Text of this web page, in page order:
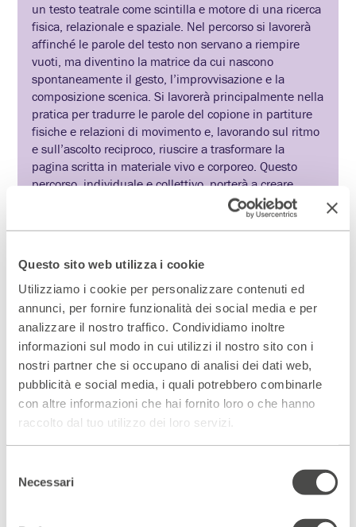
Questo sito web utilizza i cookie
Utilizziamo i cookie per personalizzare contenuti ed
annunci, per fornire funzionalità dei social media e per
analizzare il nostro traffico. Condividiamo inoltre
informazioni sul modo in cui utilizzi il nostro sito con i
nostri partner che si occupano di analisi dei dati web,
pubblicità e social media, i quali potrebbero combinarle
con altre informazioni che hai fornito loro o che hanno
raccolto dal tuo utilizzo dei loro servizi.
delNecessari
un testo teatrale come scintilla e motore di una ricerca
fisica, relazionale e spaziale. Nel percorso si lavorerà
affinché le parole del testo non servano a riempire
vuoti, ma diventino la matrice da cui nascono
spontaneamente il gesto, l’improvvisazione e la
composizione scenica. Si lavorerà principalmente nella
pratica per tradurre le parole del copione in partiture
fisiche e relazioni di movimento e, lavorando sul ritmo
e sull’ascolto reciproco, riuscire a trasformare la
pagina scritta in materiale vivo e corporeo. Questo
percorso, individuale e collettivo, porterà a creare
insieme una nuova drammaturgia condivisa e uno
spettacolo finale site-specific, in cui le parole e i corpi
prenderanno vita dialogando direttamente con lo
calendario
– Ottobre 6, 13, 20, 27
– Novembre 3, 17, 24
– Dicembre 1, 15, 22
– Gennaio 12, 19, 26
– Febbraio 2, 9, 16, 23
– Marzo 2, 9, domenica 7, 16, 23
– Aprile 6, 20, 27
– Maggio 4, 11, 18, sabato 22 giornata intensiva,